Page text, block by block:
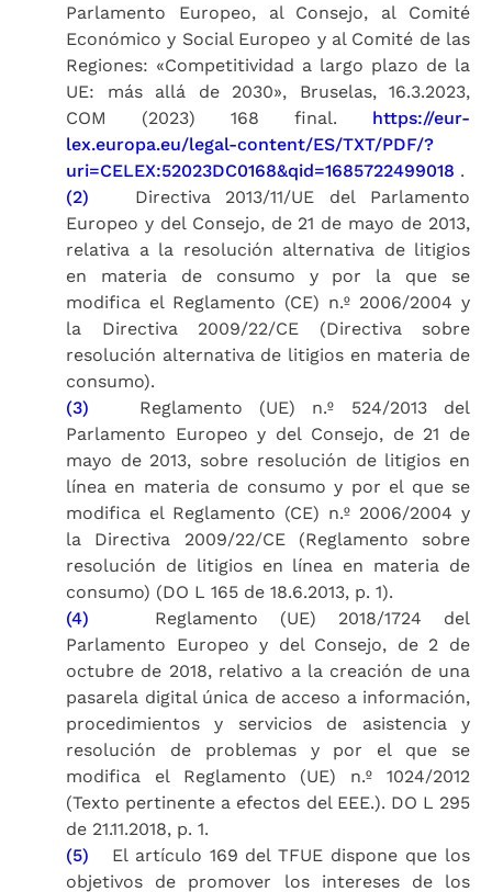
Parlamento Europeo, al Consejo, al Comité
Económico y Social Europeo y al Comité de las
Regiones: «Competitividad a largo plazo de la
UE: más allá de 2030», Bruselas, 16.3.2023,
COM (2023) 168 final. https://eur-
lex.europa.eu/legal-content/ES/TXT/PDF/?
uri=CELEX:52023DC0168&qid=1685722499018 .
(2)
Directiva 2013/11/UE del Parlamento
Europeo y del Consejo, de 21 de mayo de 2013,
relativa a la resolución alternativa de litigios
en materia de consumo y por la que se
modifica el Reglamento (CE) n.º 2006/2004 y
la Directiva 2009/22/CE (Directiva sobre
resolución alternativa de litigios en materia de
consumo).
(3)
Reglamento (UE) n.º 524/2013 del
Parlamento Europeo y del Consejo, de 21 de
mayo de 2013, sobre resolución de litigios en
línea en materia de consumo y por el que se
modifica el Reglamento (CE) n.º 2006/2004 y
la Directiva 2009/22/CE (Reglamento sobre
resolución de litigios en línea en materia de
consumo) (DO L 165 de 18.6.2013, p. 1).
(4)
Reglamento (UE) 2018/1724 del
Parlamento Europeo y del Consejo, de 2 de
octubre de 2018, relativo a la creación de una
pasarela digital única de acceso a información,
procedimientos y servicios de asistencia y
resolución de problemas y por el que se
modifica el Reglamento (UE) n.º 1024/2012
(Texto pertinente a efectos del EEE.). DO L 295
de 21.11.2018, p. 1.
(5) El artículo 169 del TFUE dispone que los
objetivos de promover los intereses de los